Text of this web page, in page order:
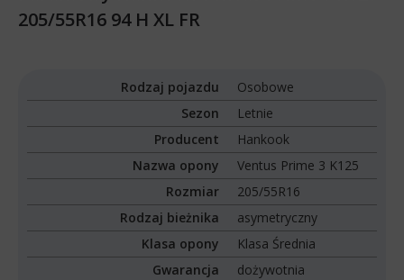
205/55R16 94 H XL FR
Rodzaj pojazdu
Osobowe
Sezon
Letnie
Producent
Hankook
Nazwa opony
Ventus Prime 3 K125
Rozmiar
205/55R16
Rodzaj bieżnika
asymetryczny
Klasa opony
Klasa Średnia
Gwarancja
dożywotnia